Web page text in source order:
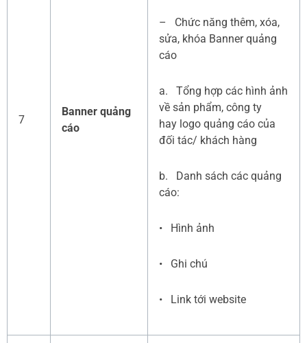
7
Banner quảng
cáo
– Chức năng thêm, xóa,
sửa, khóa Banner quảng
cáo
a. Tổng hợp các hình ảnh
về sản phẩm, công ty
hay logo quảng cáo của
đối tác/ khách hàng
b. Danh sách các quảng
cáo:
• Hình ảnh
• Ghi chú
• Link tới website